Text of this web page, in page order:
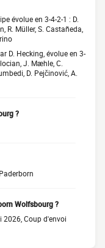
évolue en 3-4-2-1 : D.
R. Müller, S. Castañeda,
D. Hecking, évolue en 3-
J. Mæhle, C.
D. Pejčinović, A.
?
Wolfsbourg ?
2026, Coup d'envoi